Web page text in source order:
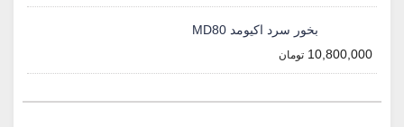
بخور سرد اکیومد MD80
10,800,000 تومان